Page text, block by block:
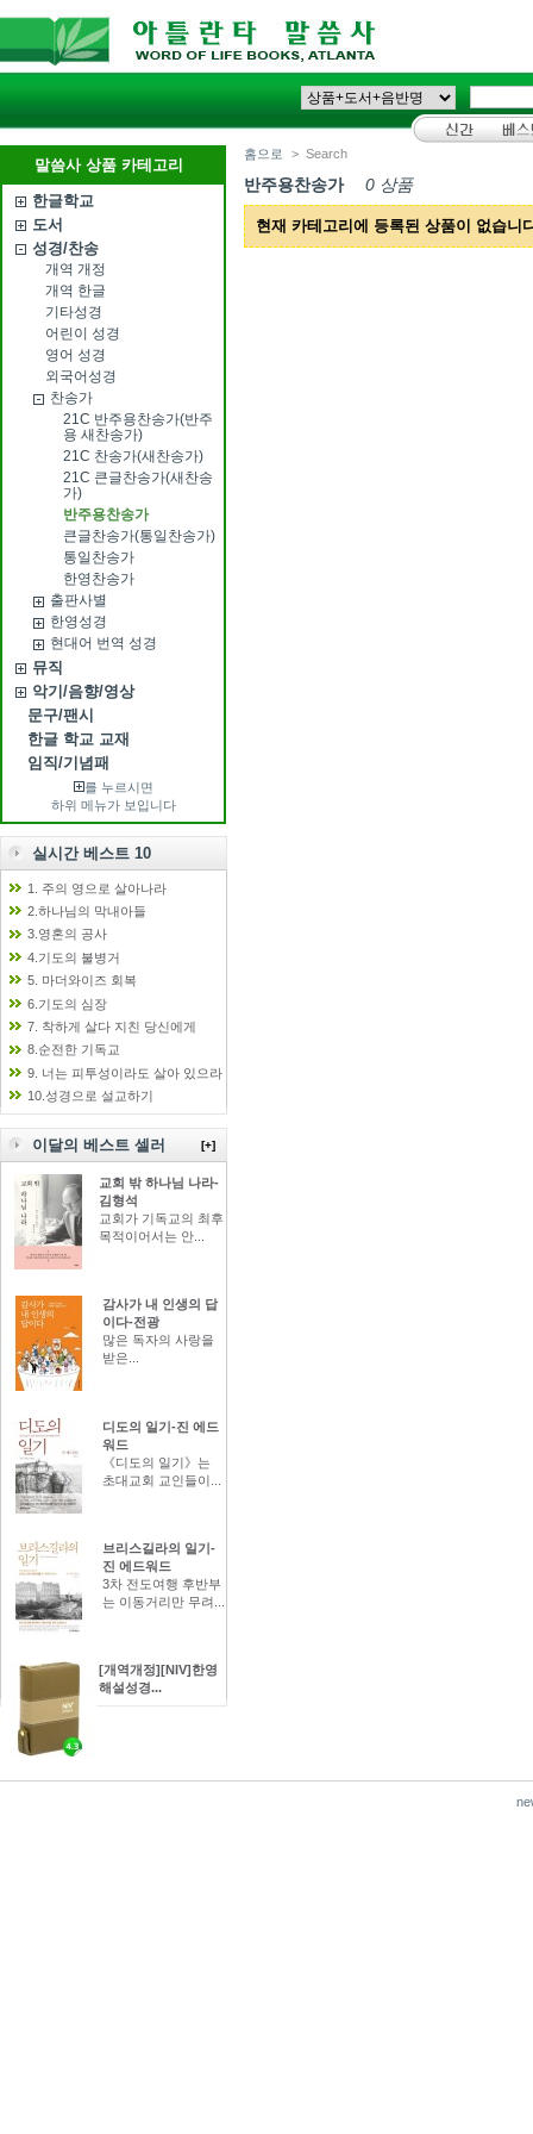
말씀사 상품 카테고리
한글학교
도서
성경/찬송
개역 개정
개역 한글
기타성경
어린이 성경
영어 성경
외국어성경
찬송가
21C 반주용찬송가(반주
용 새찬송가)
21C 찬송가(새찬송가)
21C 큰글찬송가(새찬송
가)
반주용찬송가
큰글찬송가(통일찬송가)
통일찬송가
한영찬송가
출판사별
한영성경
현대어 번역 성경
뮤직
악기/음향/영상
문구/팬시
한글 학교 교재
임직/기념패
를 누르시면
하위 메뉴가 보입니다
실시간 베스트 10
1. 주의 영으로 살아나라
2.하나님의 막내아들
3.영혼의 공사
4.기도의 불병거
5. 마더와이즈 회복
6.기도의 심장
7. 착하게 살다 지친 당신에게
8.순전한 기독교
9. 너는 피투성이라도 살아 있으라
10.성경으로 설교하기
이달의 베스트 셀러 [+]
교회 밖 하나님 나라-
김형석
교회가 기독교의 최후
목적이어서는 안...
감사가 내 인생의 답
이다-전광
많은 독자의 사랑을
받은...
디도의 일기-진 에드
워드
《디도의 일기》는
초대교회 교인들이...
브리스길라의 일기-
진 에드워드
3차 전도여행 후반부
는 이동거리만 무려...
[개역개정][NIV]한영
해설성경...
홈으로 > Search
반주용찬송가 0 상품
현재 카테고리에 등록된 상품이 없습니